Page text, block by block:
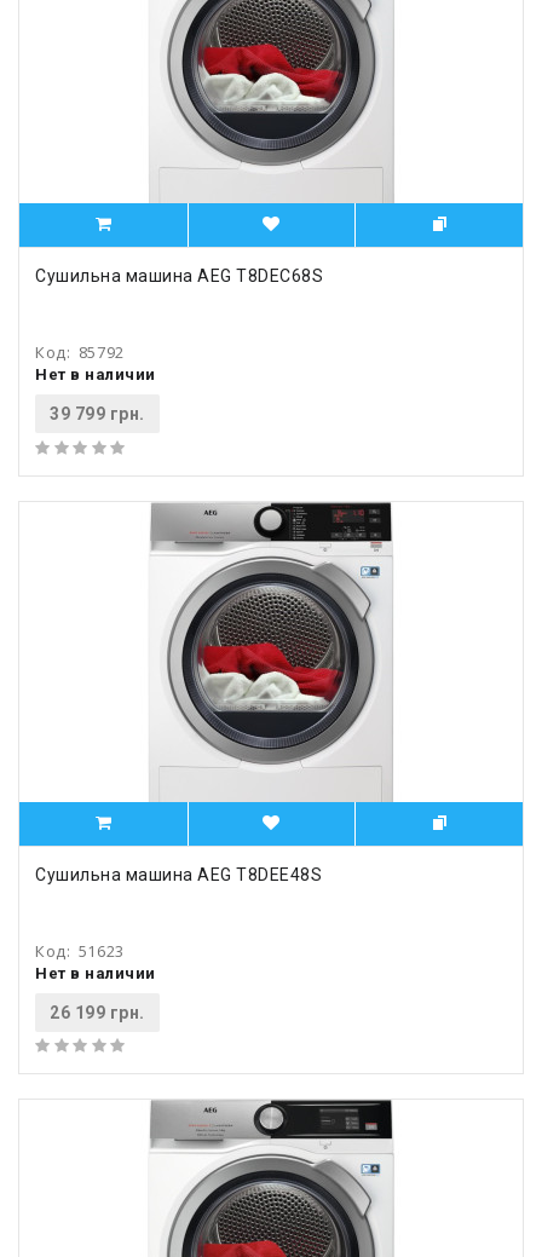
Сушильна машина AEG T8DEC68S
Код: 85792
Нет в наличии
39 799 грн.
Сушильна машина AEG T8DEE48S
Код: 51623
Нет в наличии
26 199 грн.